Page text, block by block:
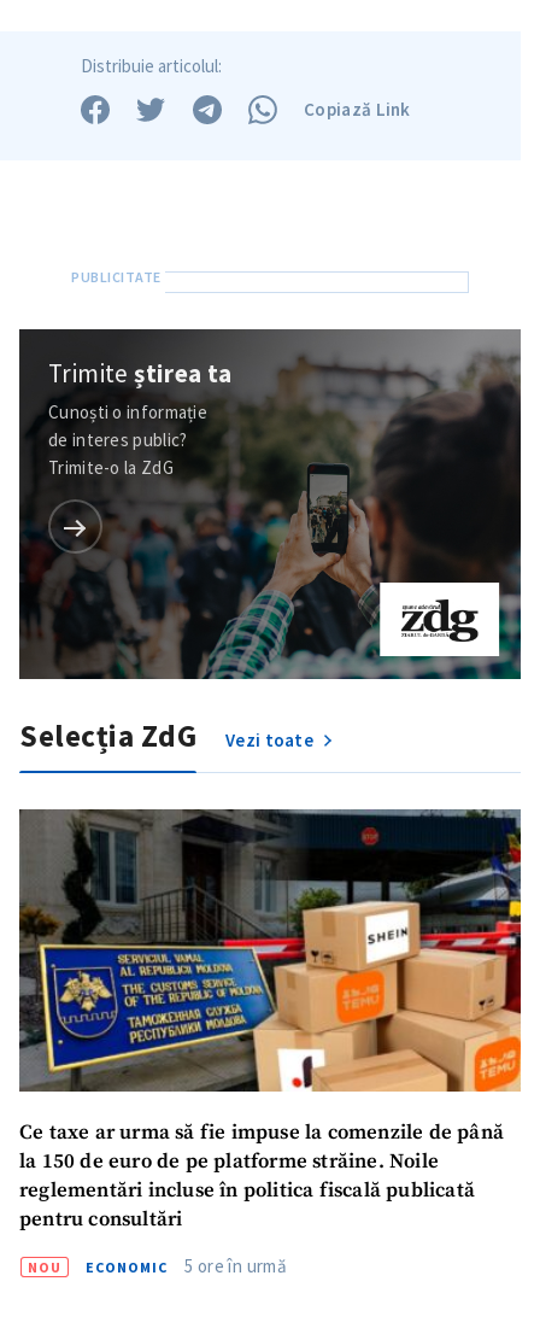
Distribuie articolul:
Copiază Link
Trimiteștirea ta
Cunoști o informație
de interes public?
Trimite-o la ZdG
Selecția ZdG Vezi toate
Ce taxe ar urma să fie impuse la comenzile de până
la 150 de euro de pe platforme străine. Noile
reglementări incluse în politica fiscală publicată
pentru consultări
NOU ECONOMIC 5 ore în urmă
ȘTIREA MEA
Titlu știre
+ Adaugă titlu
Fotografie
+ Încarcă imagine
Mesajul știrei
+ Mesajul știrei